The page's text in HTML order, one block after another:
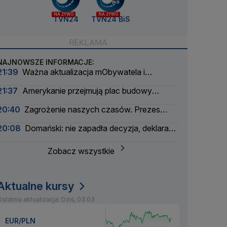
NA ŻYWO
TVN24
NA ŻYWO
TVN24 BiS
INFORMACJE:
Ważna aktualizacja mObywatela i
Amerykanie przejmują plac budowy
Zagrożenie naszych czasów. Prezes
Domański: nie zapadła decyzja, deklaracja
Zobacz wszystkie
kursy
aktualizacja: Dziś, 03:03
EUR/PLN